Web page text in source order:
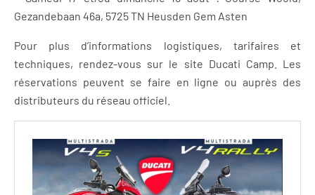
Gezandebaan 46a, 5725 TN Heusden Gem Asten
Pour plus d’informations logistiques, tarifaires et
techniques, rendez-vous sur le site Ducati Camp. Les
réservations peuvent se faire en ligne ou auprès des
distributeurs du réseau officiel.